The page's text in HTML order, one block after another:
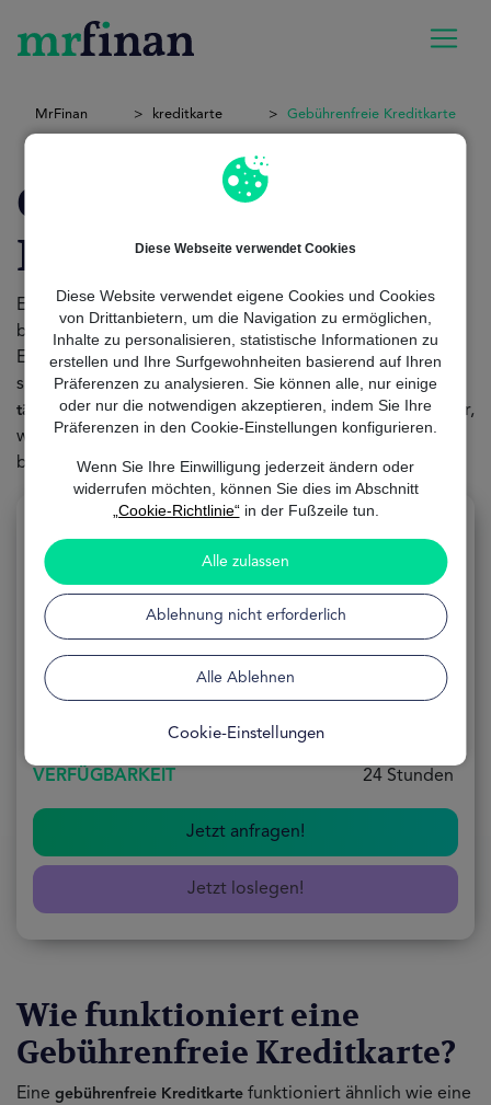
Diese Webseite verwendet Cookies
Diese Website verwendet eigene Cookies und Cookies
von Drittanbietern, um die Navigation zu ermöglichen,
Inhalte zu personalisieren, statistische Informationen zu
erstellen und Ihre Surfgewohnheiten basierend auf Ihren
Präferenzen zu analysieren. Sie können alle, nur einige
oder nur die notwendigen akzeptieren, indem Sie Ihre
Präferenzen in den Cookie-Einstellungen konfigurieren.
Wenn Sie Ihre Einwilligung jederzeit ändern oder
widerrufen möchten, können Sie dies im Abschnitt
„Cookie-Richtlinie“in der Fußzeile tun.
Alle zulassen
Ablehnung nicht erforderlich
Alle Ablehnen
Cookie-Einstellungen
MrFinan kreditkarte Gebührenfreie Kreditkarte
Gebührenfreie
Kreditkarte
Eine gebührenfreie Kreditkartebietet zahlreiche Vorteile,
besonders für
Studenten
, junge Menschen und
Erwachsene, die nacherschwinglichen finanziellen Lösungen
suchen. Sie ermöglicht es dir, weltweit Zahlungen zu
tätigen,ohne jährliche Gebühren. Im Folgenden erklären wir,
wie diese Karten funktionieren und welche Vorteile sie
bieten.
Gebührenfreie Kreditkarte
ANWENDUNG 100% Online
VERFÜGBARKEIT 24 Stunden
Jetzt anfragen!
Jetzt loslegen!
Wie funktioniert eine
Gebührenfreie Kreditkarte?
Eine gebührenfreie Kreditkarte funktioniert ähnlich wie eine